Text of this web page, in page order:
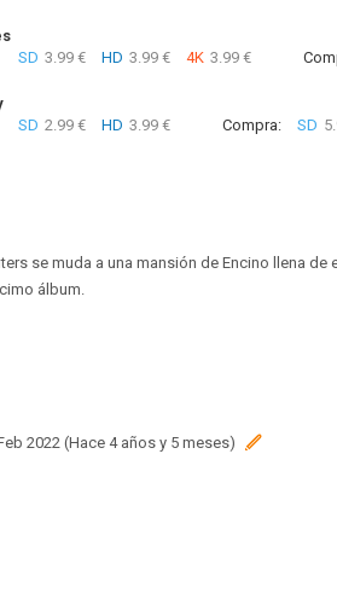
SD 3.99 € HD 3.99 € 4K 3.99 €
SD 2.99 € HD 3.99 € Compra: SD
se muda a una mansión de Encino llena
álbum.
2022 (Hace 4 años y 5 meses)